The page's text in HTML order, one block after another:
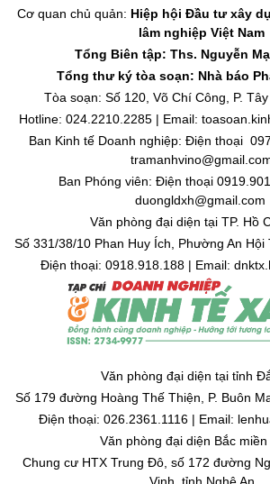
Cơ quan chủ quản: Hiệp hội Đầu tư xây
lâm nghiệp Việt Nam
Tổng Biên tập: Ths. Nguyễn
Tổng thư ký tòa soạn: Nhà báo
Tòa soạn: Số 120, Võ Chí Công, P. Tây
Hotline: 024.2210.2285 | Email:
Ban Kinh tế Doanh nghiệp: Điện thoại
Ban Phóng viên: Điện thoại
duongldxh@gmail.com
Văn phòng đại diện tại TP. Hồ
Số 331/38/10 Phan Huy Ích, Phường An Hội
Điện thoại: 0918.918.188 | Email:
Văn phòng đại diện tại tỉnh
Số 179 đường Hoàng Thế Thiện, P. Buôn
Điện thoại: 026.2361.1116 | Email:
Văn phòng đại diện Bắc miền
Chung cư HTX Trung Đô, số 172 đường
Vinh, tỉnh Nghệ An